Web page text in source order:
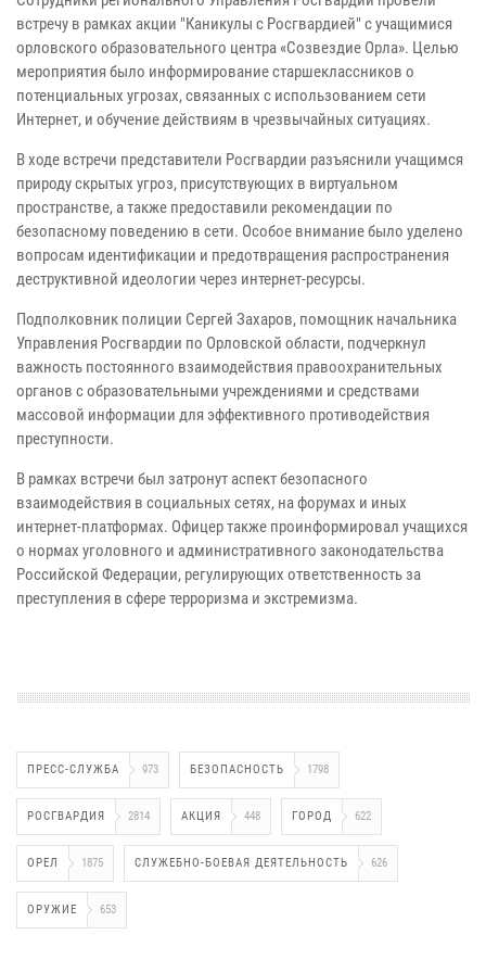
встречу в рамках акции "Каникулы с Росгвардией" с учащимися
орловского образовательного центра «Созвездие Орла». Целью
мероприятия было информирование старшеклассников о
потенциальных угрозах, связанных с использованием сети
Интернет, и обучение действиям в чрезвычайных ситуациях.
В ходе встречи представители Росгвардии разъяснили учащимся
природу скрытых угроз, присутствующих в виртуальном
пространстве, а также предоставили рекомендации по
безопасному поведению в сети. Особое внимание было уделено
вопросам идентификации и предотвращения распространения
деструктивной идеологии через интернет-ресурсы.
Подполковник полиции Сергей Захаров, помощник начальника
Управления Росгвардии по Орловской области, подчеркнул
важность постоянного взаимодействия правоохранительных
органов с образовательными учреждениями и средствами
массовой информации для эффективного противодействия
преступности.
В рамках встречи был затронут аспект безопасного
взаимодействия в социальных сетях, на форумах и иных
интернет-платформах. Офицер также проинформировал учащихся
о нормах уголовного и административного законодательства
Российской Федерации, регулирующих ответственность за
преступления в сфере терроризма и экстремизма.
ПРЕСС-СЛУЖБА 973 БЕЗОПАСНОСТЬ 1798
РОСГВАРДИЯ 2814 АКЦИЯ 448 ГОРОД 622
ОРЕЛ 1875 СЛУЖЕБНО-БОЕВАЯ ДЕЯТЕЛЬНОСТЬ 626
ОРУЖИЕ 653